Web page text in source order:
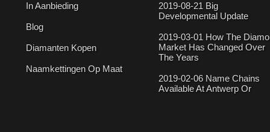
In Aanbieding
Blog
Diamanten Kopen
Naamkettingen Op Maat
2019-08-21 Big
Developmental Update
2019-03-01 How The
Market Has Changed Over
The Years
2019-02-06 Name Chains
Available At Antwerp Or